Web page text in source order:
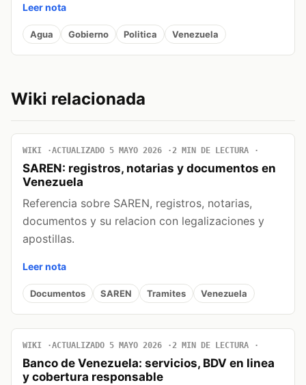
Leer nota
Agua Gobierno Politica Venezuela
Wiki relacionada
WIKI ACTUALIZADO 5 MAYO 2026 2 MIN DE LECTURA
SAREN: registros, notarias y documentos en
Venezuela
Referencia sobre SAREN, registros, notarias,
documentos y su relacion con legalizaciones y
apostillas.
Leer nota
Documentos SAREN Tramites Venezuela
WIKI ACTUALIZADO 5 MAYO 2026 2 MIN DE LECTURA
Banco de Venezuela: servicios, BDV en linea
y cobertura responsable